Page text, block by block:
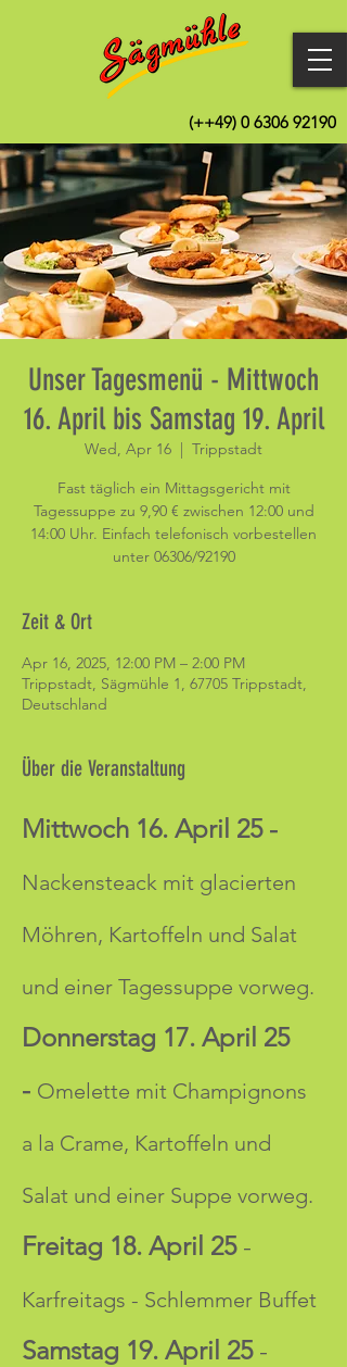
(++49) 0 6306 92190
Unser Tagesmenü - Mittwoch
16. April bis Samstag 19. April
Wed, Apr 16
  |
Trippstadt
Fast täglich ein Mittagsgericht mit
Tagessuppe zu 9,90 € zwischen 12:00 und
14:00 Uhr. Einfach telefonisch vorbestellen
unter 06306/92190
Zeit & Ort
Apr 16, 2025, 12:00 PM – 2:00 PM
Trippstadt, Sägmühle 1, 67705 Trippstadt,
Deutschland
Über die Veranstaltung
Mittwoch 16. April 25 -
Nackensteack mit glacierten
Möhren, Kartoffeln und Salat
und einer Tagessuppe vorweg.
Donnerstag 17. April 25
- Omelette mit Champignons
a la Crame, Kartoffeln und
Salat und einer Suppe vorweg.
Freitag 18. April 25 -
Karfreitags - Schlemmer Buffet
Samstag 19. April 25 -